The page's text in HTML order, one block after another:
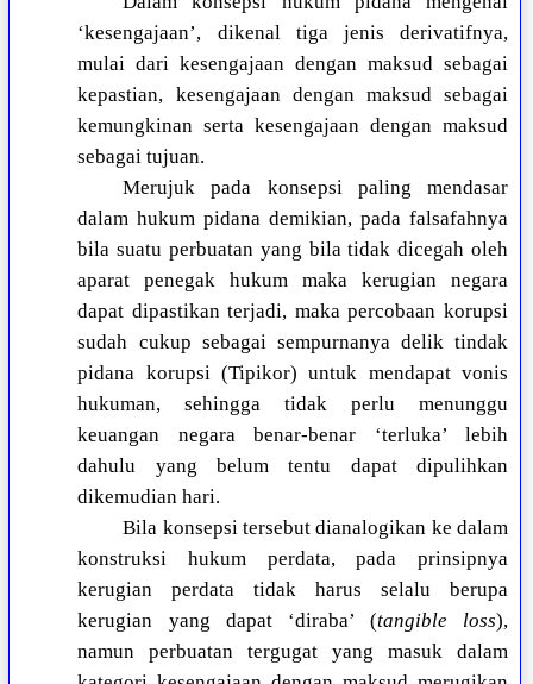
‘kesengajaan’, dikenal tiga jenis derivatifnya,
mulai dari kesengajaan dengan maksud sebagai
kepastian, kesengajaan dengan maksud sebagai
kemungkinan serta kesengajaan dengan maksud
sebagai tujuan.
Merujuk pada konsepsi paling mendasar
dalam hukum pidana demikian, pada falsafahnya
bila suatu perbuatan yang bila tidak dicegah oleh
aparat penegak hukum maka kerugian negara
dapat dipastikan terjadi, maka percobaan korupsi
sudah cukup sebagai sempurnanya delik tindak
pidana korupsi (Tipikor) untuk mendapat vonis
hukuman, sehingga tidak perlu menunggu
keuangan negara benar-benar ‘terluka’ lebih
dahulu yang belum tentu dapat dipulihkan
dikemudian hari.
Bila konsepsi tersebut dianalogikan ke dalam
konstruksi hukum perdata, pada prinsipnya
kerugian perdata tidak harus selalu berupa
kerugian yang dapat ‘diraba’ (tangible loss),
namun perbuatan tergugat yang masuk dalam